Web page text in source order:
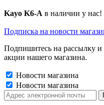
Kayo K6-A в наличии у нас!
Подписка на новости
Подпишитесь на рассылку и
акции нашего магазина.
Новости магазина
Новости магазина